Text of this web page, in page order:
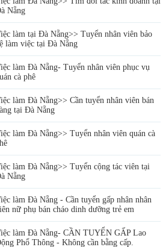
Nẵng
làm tại Đà Nẵng>> Tuyển nhân viên bảo
làm việc tại Đà Nẵng
làm Đà Nẵng- Tuyển nhân viên phục vụ
cà phê
làm Đà Nẵng>> Cần tuyển nhân viên bán
tại Đà Nẵng
làm Đà Nẵng>> Tuyển nhân viên quán cà
làm Đà Nẵng>> Tuyển cộng tác viên tại
Nẵng
làm Đà Nẵng - Cần tuyển gấp nhân nhân
nữ phụ bán cháo dinh dưỡng trẻ em
làm Đà Nẵng- CẦN TUYỂN GẤP Lao
Phổ Thông - Không cần bằng cấp.